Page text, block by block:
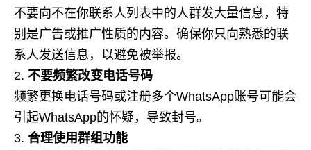
不要向不在你联系人列表中的人群发大量信息，特
别是广告或推广性质的内容。确保你只向熟悉的联
系人发送信息，以避免被举报。
不要频繁改变电话号码
频繁更换电话号码或注册多个WhatsApp账号可能会
引起WhatsApp的怀疑，导致封号。
合理使用群组功能